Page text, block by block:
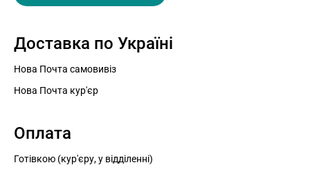
Доставка по Україні
Нова Почта самовивіз
Нова Почта кур'єр
Оплата
Готівкою (кур'єру, у відділенні)